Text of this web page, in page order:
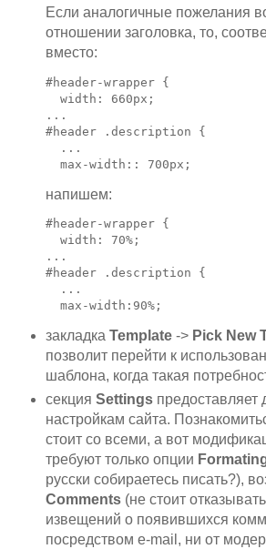
Если аналогичные пожелания
отношении заголовка, то,
вместо:
#header-wrapper {
  width: 660px;
...
#header .description {
  ...
  max-width:: 700px;
напишем:
#header-wrapper {
  width: 70%;
...
#header .description {
  ...
  max-width:90%;
закладка Template-> Pick New
позволит перейти к
шаблона, когда такая
секция Settingsпредоставляет
настройкам сайта.
стоит со всеми, а вот
требуют только опции
русски собираетесь писать?),
Comments(не стоит
извещений о появившихся
посредством e-mail, ни от